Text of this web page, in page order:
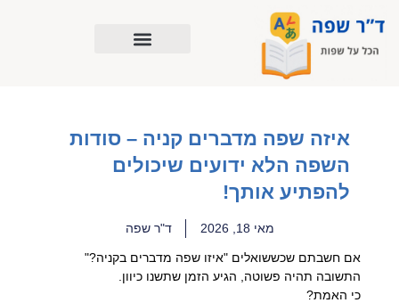
לתוכן
איזה שפה מדברים קניה – סודות
השפה הלא ידועים שיכולים
להפתיע אותך!
מאי 18, 2026 ד"ר שפה
אם חשבתם שכששואלים "איזו שפה מדברים בקניה?"
התשובה תהיה פשוטה, הגיע הזמן שתשנו כיוון.
כי האמת?